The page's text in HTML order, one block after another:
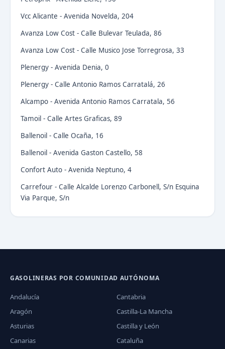
Vcc Alicante - Avenida Novelda, 204
Avanza Low Cost - Calle Bulevar Teulada, 86
Avanza Low Cost - Calle Musico Jose Torregrosa, 33
Plenergy - Avenida Denia, 0
Plenergy - Calle Antonio Ramos Carratalá, 26
Alcampo - Avenida Antonio Ramos Carratala, 56
Tamoil - Calle Artes Graficas, 89
Ballenoil - Calle Ocaña, 16
Ballenoil - Avenida Gaston Castello, 58
Confort Auto - Avenida Neptuno, 4
Carrefour - Calle Alcalde Lorenzo Carbonell, S/n Esquina
Via Parque, S/n
GASOLINERAS POR COMUNIDAD AUTÓNOMA
Andalucía
Aragón
Asturias
Canarias
Cantabria
Castilla-La Mancha
Castilla y León
Cataluña